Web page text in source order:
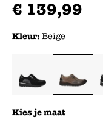
€ 139,99
Kleur: Beige
Kies je maat